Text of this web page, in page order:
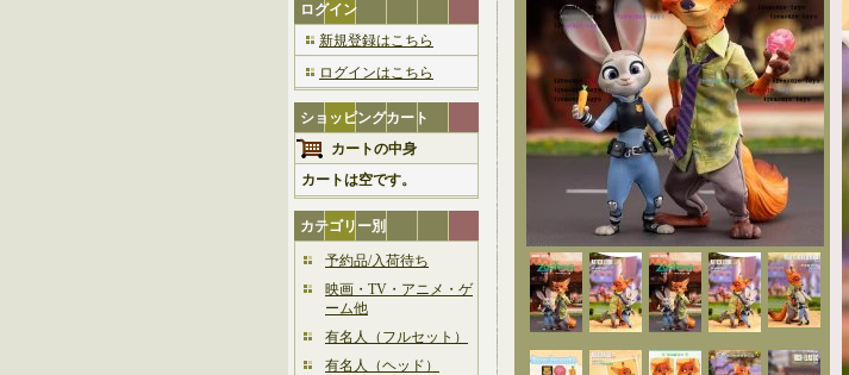
ログイン
新規登録はこちら
ログインはこちら
ショッピングカート
カートの中身
カートは空です。
カテゴリー別
予約品/入荷待ち
映画・TV・アニメ・ゲ
ーム他
有名人（フルセット）
有名人（ヘッド）